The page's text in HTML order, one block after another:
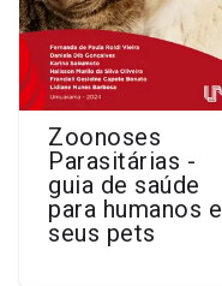
Zoonoses
Parasitárias -
guia de saúde
para humanos e
seus pets